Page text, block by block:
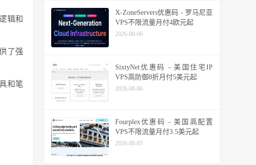
辑和
了强
和笔
X-ZoneServers优惠码 - 罗马尼亚
VPS不限流量月付4欧元起
2026-08-06
SixtyNet优惠码 - 美国住宅IP
VPS高防御8折月付5美元起
2026-08-06
Fourplex优惠码 - 美国高配置
VPS不限流量月付3.5美元起
2026-08-05